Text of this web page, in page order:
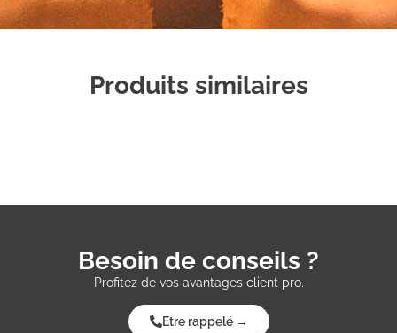
Produits similaires
Besoin de conseils ?
Profitez de vos avantages client pro.
Etre rappelé →